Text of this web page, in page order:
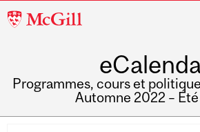
McGill
Programmes, cours et
Automne 2022 –